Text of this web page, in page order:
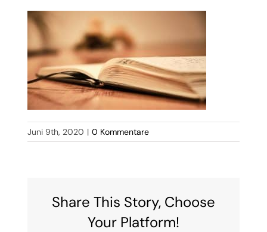
Juni 9th, 2020 | 0 Kommentare
Share This Story, Choose
Your Platform!